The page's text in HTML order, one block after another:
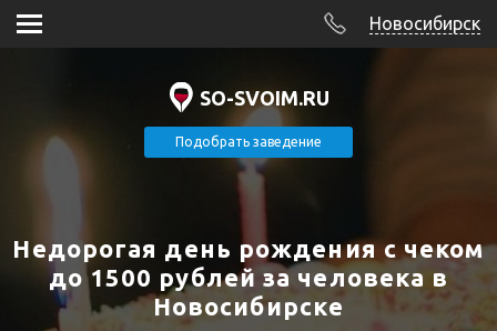
Новосибирск
SO-SVOIM.RU
Подобрать заведение
Недорогая день рождения с чеком
до 1500 рублей за человека в
Новосибирске